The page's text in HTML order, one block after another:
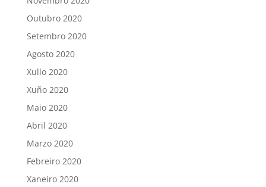
Outubro 2020
Setembro 2020
Agosto 2020
Xullo 2020
Xuño 2020
Maio 2020
Abril 2020
Marzo 2020
Febreiro 2020
Xaneiro 2020